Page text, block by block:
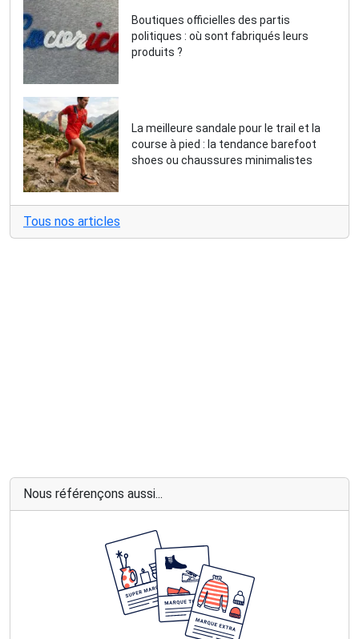
Boutiques officielles des partis
politiques : où sont fabriqués leurs
produits ?
La meilleure sandale pour le trail et la
course à pied : la tendance barefoot
shoes ou chaussures minimalistes
Tous nos articles
Nous référençons aussi...